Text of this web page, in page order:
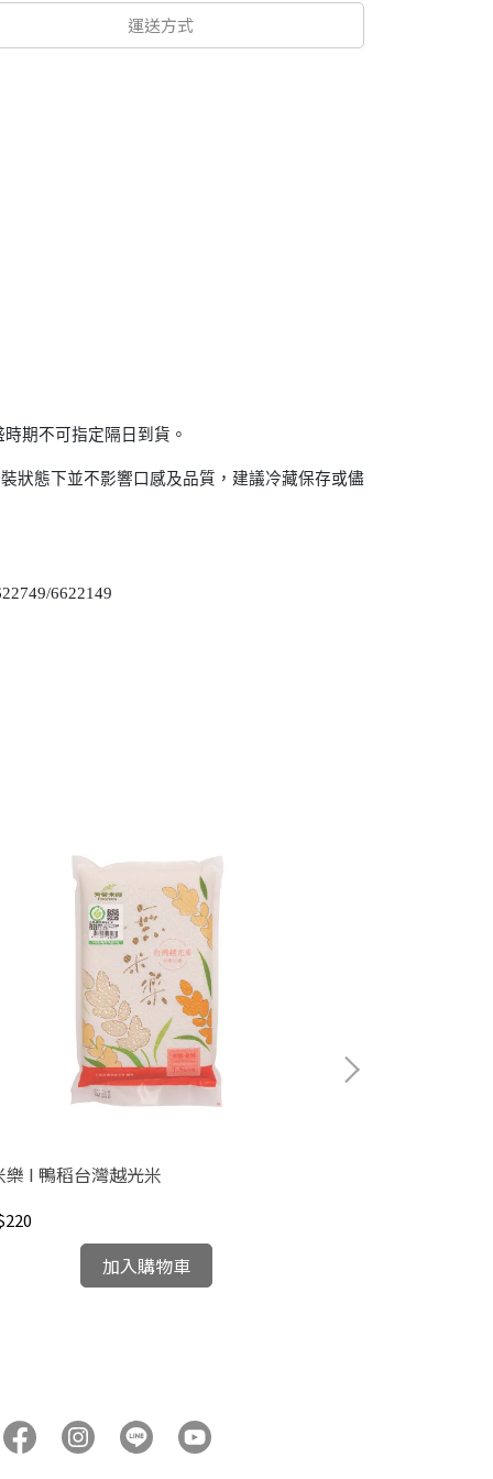
運送方式
期不可指定隔日到貨。
狀態下並不影響口感及品質，建議冷藏保存或儘
6622149
無米樂 I 鴨稻台灣越光米
加入購物車